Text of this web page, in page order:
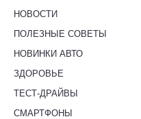
НОВОСТИ
ПОЛЕЗНЫЕ СОВЕТЫ
НОВИНКИ АВТО
ЗДОРОВЬЕ
ТЕСТ-ДРАЙВЫ
СМАРТФОНЫ